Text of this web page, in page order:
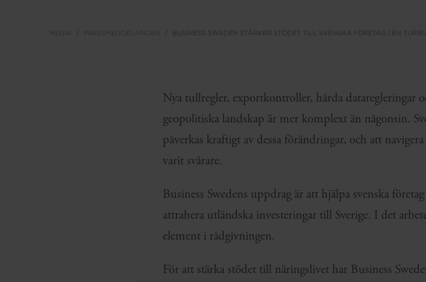
BUSINESS SWEDEN STÄRKER STÖDET TILL SVENSKA FÖRETAG I EN
Nya tullregler, exportkontroller, hårda dataregleringar
geopolitiska landskap är mer komplext än någonsin.
påverkas kraftigt av dessa förändringar, och att
varit svårare.
Business Swedens uppdrag är att hjälpa svenska
attrahera utländska investeringar till Sverige. I det
element i rådgivningen.
För att stärka stödet till näringslivet har Business